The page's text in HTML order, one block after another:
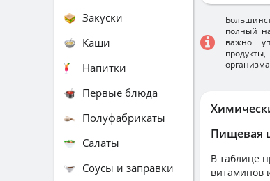
Пищевая
В таблице
витаминов
полный
важно
Закуски
Каши
Напитки
Первые блюда
Полуфабрикаты
Салаты
Соусы и заправки